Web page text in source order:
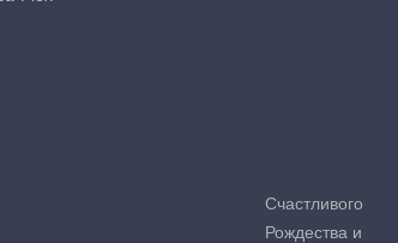
Счастливого
Рождества и